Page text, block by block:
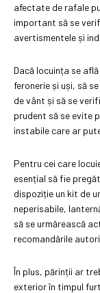
afectate de rafale
important să se
avertismentele și
Dacă locuința se
feronerie și uși, să
de vânt și să se
prudent să se evite
instabile care ar
Pentru cei care
esențial să fie
dispoziție un kit de
neperisabile,
să se urmărească
recomandările
În plus, părinții ar
exterior în timpul